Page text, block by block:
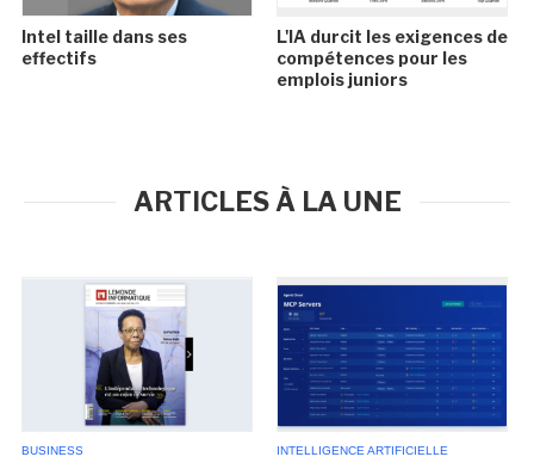
Intel taille dans ses
effectifs
L'IA durcit les exigences de
compétences pour les
emplois juniors
ARTICLES À LA UNE
BUSINESS INTELLIGENCE ARTIFICIELLE